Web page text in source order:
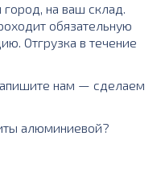
на ваш склад.
обязательную
Отгрузка в течение
нам — сделаем
алюминиевой?